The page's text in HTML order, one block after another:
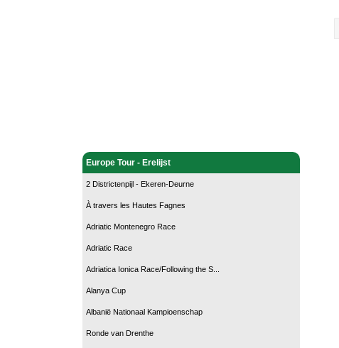
Europe Tour - Erelijst
2 Districtenpijl - Ekeren-Deurne
À travers les Hautes Fagnes
Adriatic Montenegro Race
Adriatic Race
Adriatica Ionica Race/Following the S...
Alanya Cup
Albanië Nationaal Kampioenschap
Ronde van Drenthe